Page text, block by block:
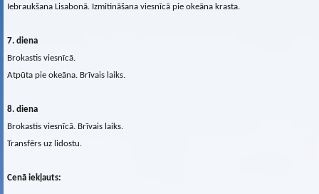
Iebraukšana Lisabonā. Izmitināšana viesnīcā pie okeāna krasta.
7. diena
Brokastis viesnīcā.
Atpūta pie okeāna. Brīvais laiks.
8. diena
Brokastis viesnīcā. Brīvais laiks.
Transfērs uz lidostu.
Cenā iekļauts: